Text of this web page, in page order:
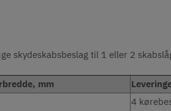
skydeskabsbeslag til 1 eller 2
mm
4